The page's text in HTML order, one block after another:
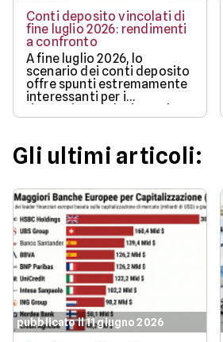
Conti deposito vincolati di
fine luglio 2026: rendimenti
a confronto
A fine luglio 2026, lo
scenario dei conti deposito
offre spunti estremamente
interessanti per i
risparmiatori che intendono
proteggere l'efficacia dei
Gli ultimi articoli:
pubblicato il 11 giugno 2026